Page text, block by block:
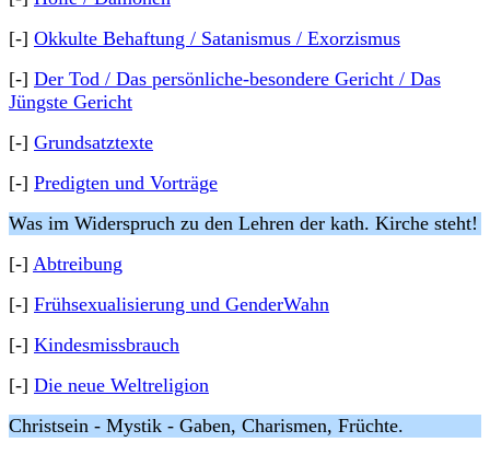
[-] Okkulte Behaftung / Satanismus / Exorzismus
[-] Der Tod / Das persönliche-besondere Gericht / Das
Jüngste Gericht
[-] Grundsatztexte
[-] Predigten und Vorträge
Was im Widerspruch zu den Lehren der kath. Kirche steht!
[-] Abtreibung
[-] Frühsexualisierung und GenderWahn
[-] Kindesmissbrauch
[-] Die neue Weltreligion
Christsein - Mystik - Gaben, Charismen, Früchte.